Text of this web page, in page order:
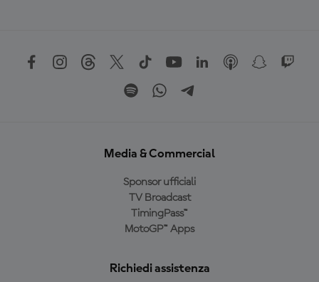
Media & Commercial
Sponsor ufficiali
TV Broadcast
TimingPass™
MotoGP™ Apps
Richiedi assistenza